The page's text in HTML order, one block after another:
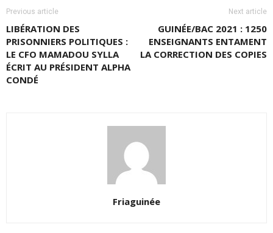
Previous article
LIBÉRATION DES
PRISONNIERS POLITIQUES :
LE CFO MAMADOU SYLLA
ÉCRIT AU PRÉSIDENT ALPHA
CONDÉ
Next article
GUINÉE/BAC 2021 : 1250
ENSEIGNANTS ENTAMENT
LA CORRECTION DES COPIES
Friaguinée